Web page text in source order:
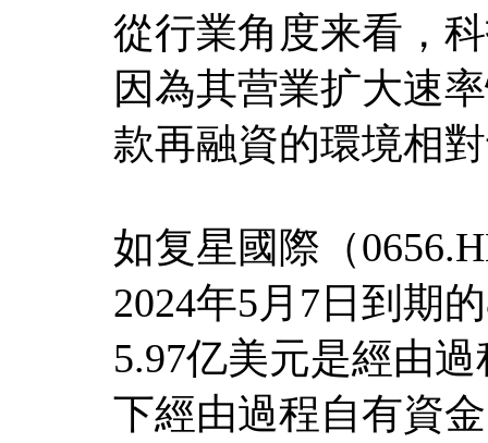
從行業角度来看，
因為其营業扩大速
款再融資的環境相
如复星國際（
2024年5月7日到期
5.97亿美元是經由
下經由過程自有資